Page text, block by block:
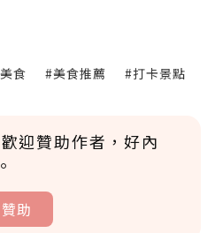
食 #美食推薦 #打卡景點
迎贊助作者，好內
贊助